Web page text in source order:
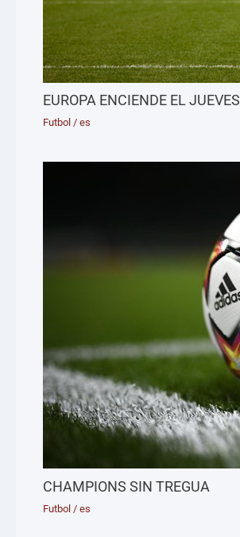
EUROPA ENCIENDE EL JUEVES
Futbol /es
CHAMPIONS SIN TREGUA
Futbol /es